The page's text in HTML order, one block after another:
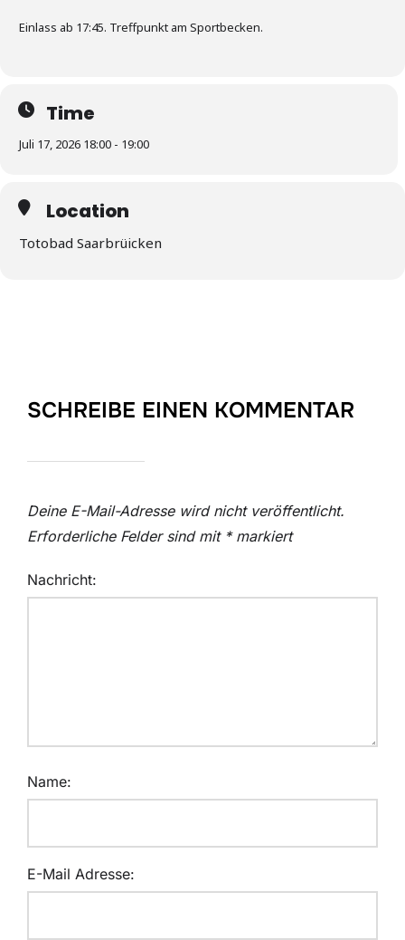
Einlass ab 17:45. Treffpunkt am Sportbecken.
Time
Juli 17, 2026 18:00 - 19:00
Location
Totobad Saarbrüicken
SCHREIBE EINEN KOMMENTAR
Deine E-Mail-Adresse wird nicht veröffentlicht.
Erforderliche Felder sind mit *markiert
Nachricht:
Name:
E-Mail Adresse: